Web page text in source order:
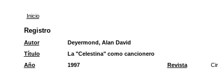
Inicio
Registro
Autor
Deyermond, Alan David
Título
La "Celestina" como cancionero
Año
1997 Revista